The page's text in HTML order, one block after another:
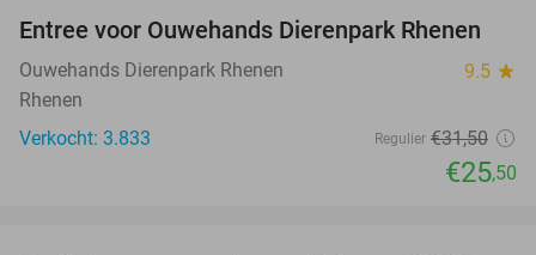
19%
Entree voor Ouwehands Dierenpark Rhenen
Ouwehands Dierenpark Rhenen 9.5 star
Rhenen
Verkocht: 3.833
Regulier €31,50
€25,50